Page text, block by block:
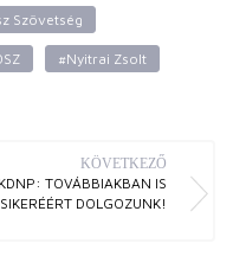
Szövetség
#Nyitrai Zsolt
KÖVETKEZŐ
TOVÁBBIAKBAN IS
DOLGOZUNK!